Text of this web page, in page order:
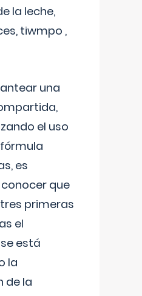
la leche,
tiwmpo ,
una
el uso
es
que
primeras
el
está
la
de la